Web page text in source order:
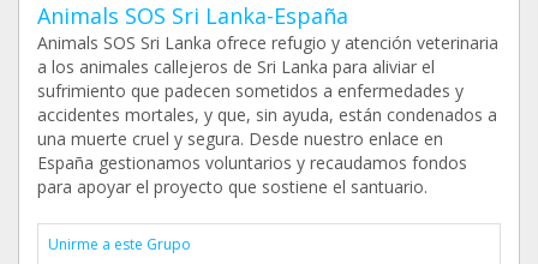
Animals SOS Sri Lanka-España
Animals SOS Sri Lanka ofrece refugio y atención veterinaria
a los animales callejeros de Sri Lanka para aliviar el
sufrimiento que padecen sometidos a enfermedades y
accidentes mortales, y que, sin ayuda, están condenados a
una muerte cruel y segura. Desde nuestro enlace en
España gestionamos voluntarios y recaudamos fondos
para apoyar el proyecto que sostiene el santuario.
Unirme a este Grupo